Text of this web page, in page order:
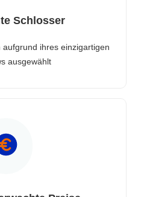
Schlosser
ihres einzigartigen
ausgewählt